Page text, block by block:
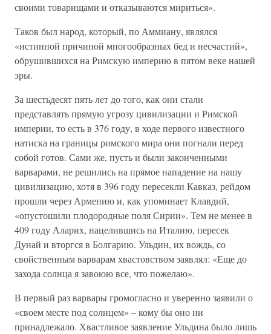
своими товарищами и отказываются мириться».
Таков был народ, который, по Аммиану, являлся
«истинной причиной многообразных бед и несчастий»,
обрушившихся на Римскую империю в пятом веке нашей
эры.
За шестьдесят пять лет до того, как они стали
представлять прямую угрозу цивилизации и Римской
империи, то есть в 376 году, в ходе первого известного
натиска на границы римского мира они погнали перед
собой готов. Сами же, пусть и были законченными
варварами, не решились на прямое нападение на нашу
цивилизацию, хотя в 396 году пересекли Кавказ, рейдом
прошли через Армению и, как упоминает Клавдий,
«опустошили плодородные поля Сирии». Тем не менее в
409 году Аларих, нацелившись на Италию, пересек
Дунай и вторгся в Болгарию. Ульдин, их вождь, со
свойственным варварам хвастовством заявлял: «Еще до
захода солнца я завоюю все, что пожелаю».
В первый раз варвары громогласно и уверенно заявили о
«своем месте под солнцем» – кому бы оно ни
принадлежало. Хвастливое заявление Ульдина было лишь